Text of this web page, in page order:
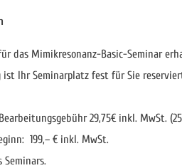
das Mimikresonanz-Basic-Seminar
Ihr Seminarplatz fest für Sie
29,75€ inkl. MwSt.
199,– € inkl. MwSt.
Seminars.